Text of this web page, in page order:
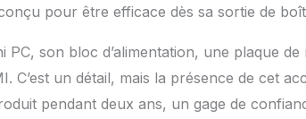
- Le micro PC GEEKOM a déjà préinstallé
Garantie de 3 ans (remplacement gratuit
pour être efficace dès sa sortie de
PC, son bloc d’alimentation, une plaque
C’est un détail, mais la présence de cet
pendant deux ans, un gage de